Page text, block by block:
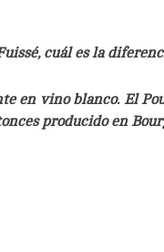
cuál es la
en vino blanco. El
producido en